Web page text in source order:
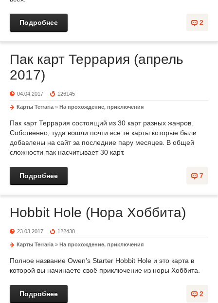
2
Подробнее
Пак карт Террария (апрель
2017)
04.04.2017 126145
Карты Terraria » На прохождение, приключения
Пак карт Террария состоящий из 30 карт разных жанров.
Собственно, туда вошли почти все те карты которые были
добавлены на сайт за последние пару месяцев. В общей
сложности пак насчитывает 30 карт.
7
Подробнее
Hobbit Hole (Нора Хоббита)
23.03.2017 122430
Карты Terraria » На прохождение, приключения
Полное название Owen's Starter Hobbit Hole и это карта в
которой вы начинаете своё приключение из норы Хоббита.
2
Подробнее